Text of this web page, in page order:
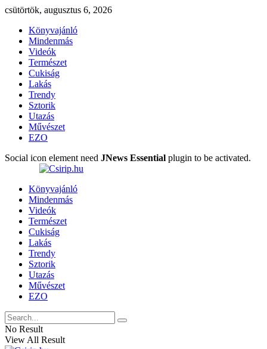
csütörtök, augusztus 6, 2026
Könyvajánló
Mindenmás
Videók
Természet
Cukiság
Lakás
Trendy
Sztorik
Utazás
Művészet
EZO
Social icon element need JNews Essential plugin to be activated.
Könyvajánló
Mindenmás
Videók
Természet
Cukiság
Lakás
Trendy
Sztorik
Utazás
Művészet
EZO
No Result
View All Result